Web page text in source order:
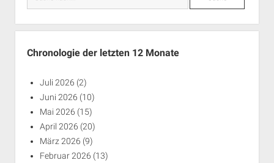
Chronologie der letzten 12 Monate
Juli 2026 (2)
Juni 2026 (10)
Mai 2026 (15)
April 2026 (20)
März 2026 (9)
Februar 2026 (13)